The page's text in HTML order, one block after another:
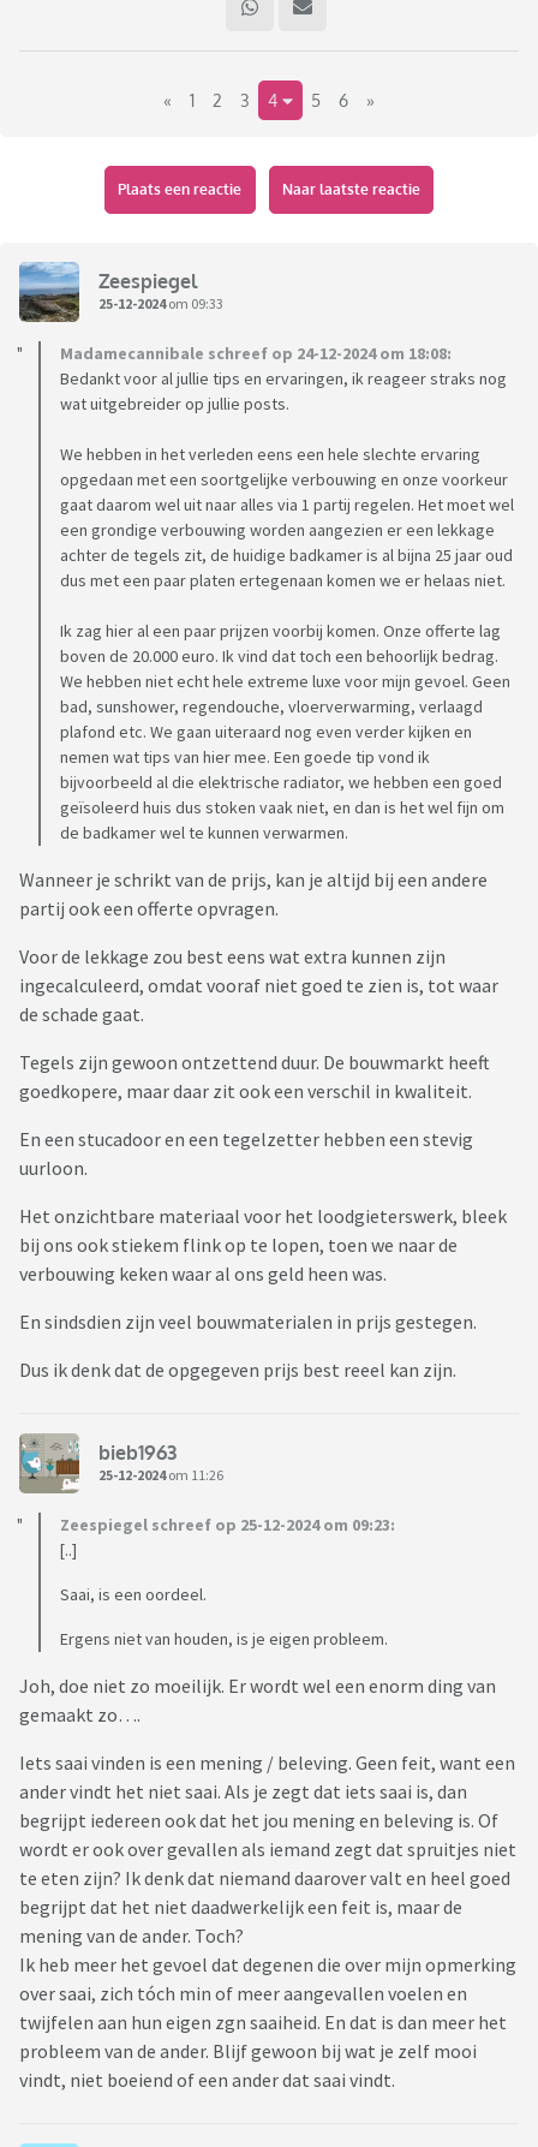
de keuzes die je maakt, maar de offerte die wij kregen ligt een
stuk hoger dan wat ik online vond. Zijn die "Google-prijzen"
gewoon te optimistisch of hebben we een dure aannemer te
Daarnaast hoor ik graag tips over dingen die de investering
waard zijn (bijvoorbeeld vloerverwarming) en wat jullie
achteraf zonde van het geld vonden.
« 1 2 3 4 5 6 »
Plaats een reactie Naar laatste reactie
Zeespiegel
25-12-2024om 09:33
Madamecannibale schreef op 24-12-2024 om 18:08:
Bedankt voor al jullie tips en ervaringen, ik reageer straks nog
wat uitgebreider op jullie posts.
We hebben in het verleden eens een hele slechte ervaring
opgedaan met een soortgelijke verbouwing en onze voorkeur
gaat daarom wel uit naar alles via 1 partij regelen. Het moet wel
een grondige verbouwing worden aangezien er een lekkage
achter de tegels zit, de huidige badkamer is al bijna 25 jaar oud
dus met een paar platen ertegenaan komen we er helaas niet.
Ik zag hier al een paar prijzen voorbij komen. Onze offerte lag
boven de 20.000 euro. Ik vind dat toch een behoorlijk bedrag.
We hebben niet echt hele extreme luxe voor mijn gevoel. Geen
bad, sunshower, regendouche, vloerverwarming, verlaagd
plafond etc. We gaan uiteraard nog even verder kijken en
nemen wat tips van hier mee. Een goede tip vond ik
bijvoorbeeld al die elektrische radiator, we hebben een goed
geïsoleerd huis dus stoken vaak niet, en dan is het wel fijn om
de badkamer wel te kunnen verwarmen.
Wanneer je schrikt van de prijs, kan je altijd bij een andere
partij ook een offerte opvragen.
Voor de lekkage zou best eens wat extra kunnen zijn
ingecalculeerd, omdat vooraf niet goed te zien is, tot waar
de schade gaat.
Tegels zijn gewoon ontzettend duur. De bouwmarkt heeft
goedkopere, maar daar zit ook een verschil in kwaliteit.
En een stucadoor en een tegelzetter hebben een stevig
uurloon.
Het onzichtbare materiaal voor het loodgieterswerk, bleek
bij ons ook stiekem flink op te lopen, toen we naar de
verbouwing keken waar al ons geld heen was.
En sindsdien zijn veel bouwmaterialen in prijs gestegen.
Dus ik denk dat de opgegeven prijs best reeel kan zijn.
bieb1963
25-12-2024om 11:26
Zeespiegel schreef op 25-12-2024 om 09:23:
[..]
Saai, is een oordeel.
Ergens niet van houden, is je eigen probleem.
Joh, doe niet zo moeilijk. Er wordt wel een enorm ding van
gemaakt zo….
Iets saai vinden is een mening / beleving. Geen feit, want een
ander vindt het niet saai. Als je zegt dat iets saai is, dan
begrijpt iedereen ook dat het jou mening en beleving is. Of
wordt er ook over gevallen als iemand zegt dat spruitjes niet
te eten zijn? Ik denk dat niemand daarover valt en heel goed
begrijpt dat het niet daadwerkelijk een feit is, maar de
mening van de ander. Toch?
Ik heb meer het gevoel dat degenen die over mijn opmerking
over saai, zich tóch min of meer aangevallen voelen en
twijfelen aan hun eigen zgn saaiheid. En dat is dan meer het
probleem van de ander. Blijf gewoon bij wat je zelf mooi
vindt, niet boeiend of een ander dat saai vindt.